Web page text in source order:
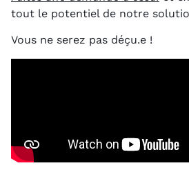
tout le potentiel de notre
Vous ne serez pas déçu.e !